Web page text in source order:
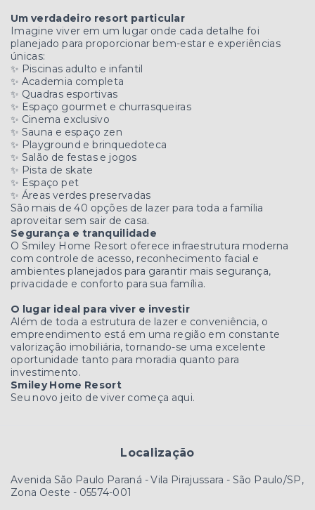
Um verdadeiro resort particular
Imagine viver em um lugar onde cada detalhe foi
planejado para proporcionar bem-estar e experiências
únicas:
✨ Piscinas adulto e infantil
✨ Academia completa
✨ Quadras esportivas
✨ Espaço gourmet e churrasqueiras
✨ Cinema exclusivo
✨ Sauna e espaço zen
✨ Playground e brinquedoteca
✨ Salão de festas e jogos
✨ Pista de skate
✨ Espaço pet
✨ Áreas verdes preservadas
São mais de 40 opções de lazer para toda a família
aproveitar sem sair de casa.
Segurança e tranquilidade
O Smiley Home Resort oferece infraestrutura moderna
com controle de acesso, reconhecimento facial e
ambientes planejados para garantir mais segurança,
privacidade e conforto para sua família.
O lugar ideal para viver e investir
Além de toda a estrutura de lazer e conveniência, o
empreendimento está em uma região em constante
valorização imobiliária, tornando-se uma excelente
oportunidade tanto para moradia quanto para
investimento.
Smiley Home Resort
Seu novo jeito de viver começa aqui.
Localização
Avenida São Paulo Paraná - Vila Pirajussara - São Paulo/SP,
Zona Oeste - 05574-001